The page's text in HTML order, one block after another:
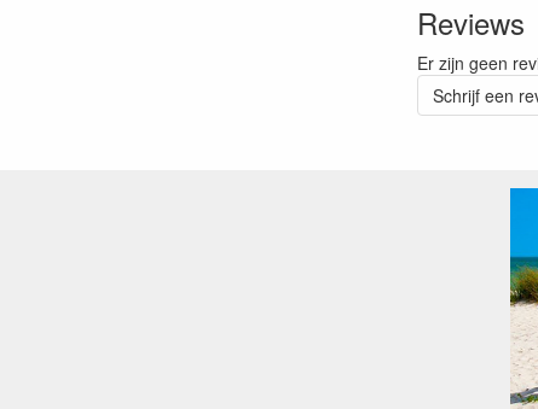
Reviews
Er zijn geen
Schrijf een